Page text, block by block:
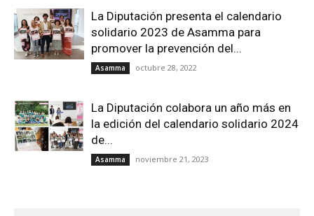
La Diputación presenta el calendario
solidario 2023 de Asamma para
promover la prevención del...
Asamma octubre 28, 2022
La Diputación colabora un año más en
la edición del calendario solidario 2024
de...
Asamma noviembre 21, 2023